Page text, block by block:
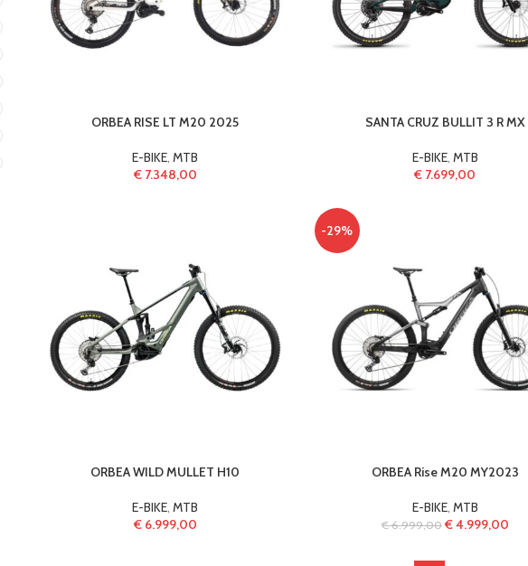
ORBEA RISE LT M20 2025
E-BIKE,MTB
€7.348,00
SANTA CRUZ BULLIT 3 R MX
E-BIKE, MTB
€ 7.699,00
ORBEA WILD MULLET H10
E-BIKE ,MTB
€6.999,00
-29%
ORBEA Rise M20 MY2023
E-BIKE, MTB
€6.999,00 €4.999,00